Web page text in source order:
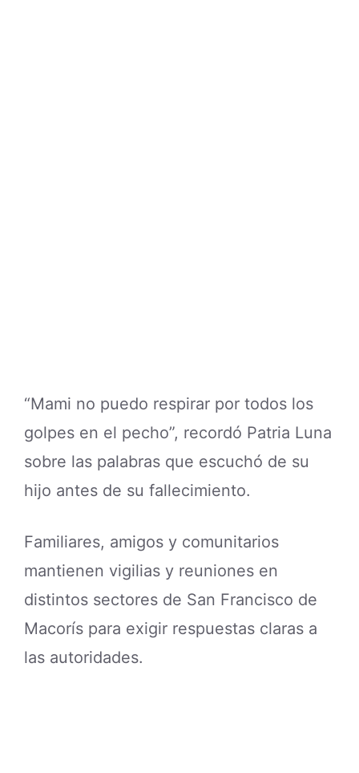
“Mami no puedo respirar por todos los
golpes en el pecho”, recordó Patria Luna
sobre las palabras que escuchó de su
hijo antes de su fallecimiento.
Familiares, amigos y comunitarios
mantienen vigilias y reuniones en
distintos sectores de San Francisco de
Macorís para exigir respuestas claras a
las autoridades.